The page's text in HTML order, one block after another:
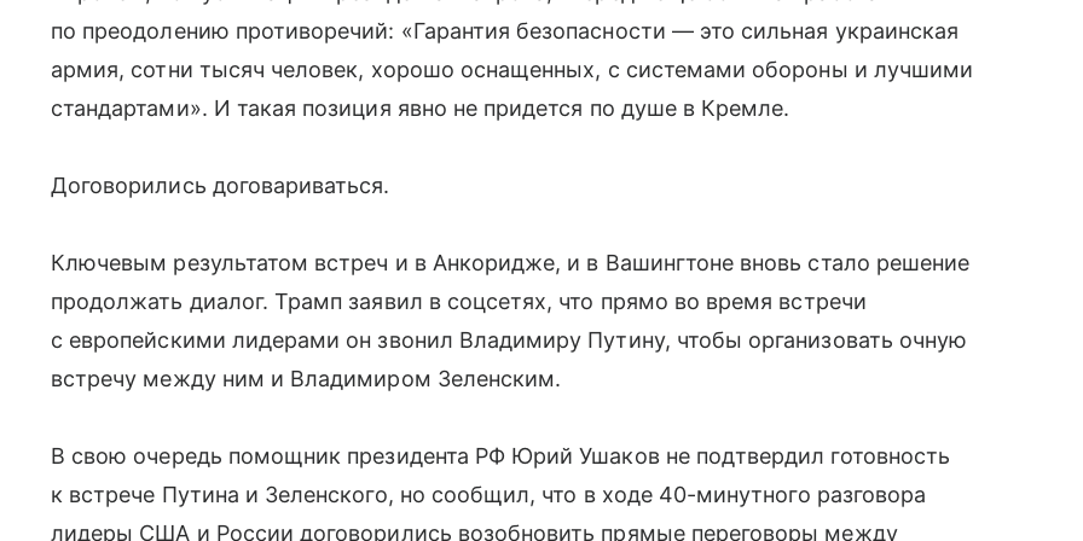
по преодолению противоречий: «Гарантия безопасности — это сильная украинская
армия, сотни тысяч человек, хорошо оснащенных, с системами обороны и лучшими
стандартами». И такая позиция явно не придется по душе в Кремле.
Договорились договариваться.
Ключевым результатом встреч и в Анкоридже, и в Вашингтоне вновь стало решение
продолжать диалог. Трамп заявил в соцсетях, что прямо во время встречи
с европейскими лидерами он звонил Владимиру Путину, чтобы организовать очную
встречу между ним и Владимиром Зеленским.
В свою очередь помощник президента РФ Юрий Ушаков не подтвердил готовность
к встрече Путина и Зеленского, но сообщил, что в ходе 40-минутного разговора
лидеры США и России договорились возобновить прямые переговоры между